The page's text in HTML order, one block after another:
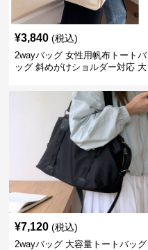
¥3,840 (税込)
2wayバッグ 女性用帆布トートバ
ッグ 斜めがけショルダー対応 大
¥7,120 (税込)
2wayバッグ 大容量トートバッグ